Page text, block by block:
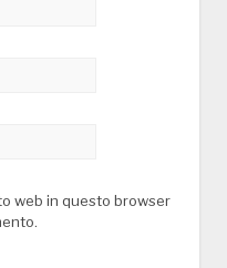
web in questo browser